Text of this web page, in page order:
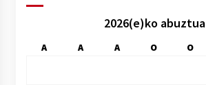
2026(e)ko abuztua
A A A O O